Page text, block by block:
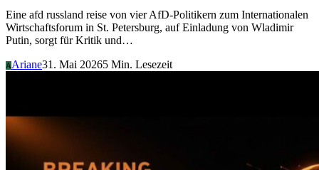
Eine afd russland reise von vier AfD-Politikern zum Internationalen
Wirtschaftsforum in St. Petersburg, auf Einladung von Wladimir
Putin, sorgt für Kritik und…
AAriane31. Mai 20265 Min. Lesezeit